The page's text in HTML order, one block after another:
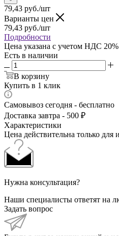
79,43 руб./шт
Варианты цен
79,43 руб./шт
Подробности
Цена указана с учетом НДС 20%
Есть в наличии
В корзину
Купить в 1 клик
Самовывоз сегодня - бесплатно
Доставка завтра - 500 ₽
Характеристики
Цена действительна только для
Нужна консультация?
Наши специалисты ответят на
Задать вопрос